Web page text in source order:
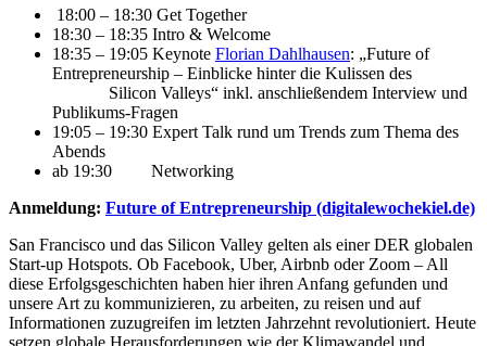
18:00 – 18:30 Get Together
18:30 – 18:35 Intro & Welcome
18:35 – 19:05 Keynote Florian Dahlhausen: „Future of
Entrepreneurship – Einblicke hinter die Kulissen des
Silicon Valleys“ inkl. anschließendem Interview und
Publikums-Fragen
19:05 – 19:30 Expert Talk rund um Trends zum Thema des
Abends
ab 19:30 Networking
Anmeldung: Future of Entrepreneurship (digitalewochekiel.de)
San Francisco und das Silicon Valley gelten als einer DER globalen
Start-up Hotspots. Ob Facebook, Uber, Airbnb oder Zoom – All
diese Erfolgsgeschichten haben hier ihren Anfang gefunden und
unsere Art zu kommunizieren, zu arbeiten, zu reisen und auf
Informationen zuzugreifen im letzten Jahrzehnt revolutioniert. Heute
setzen globale Herausforderungen wie der Klimawandel und